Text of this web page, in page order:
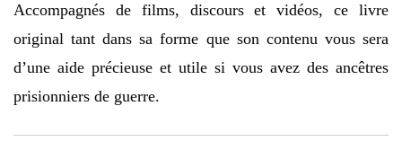
Accompagnés de films, discours et vidéos, ce livre
original tant dans sa forme que son contenu vous sera
d’une aide précieuse et utile si vous avez des ancêtres
prisionniers de guerre.